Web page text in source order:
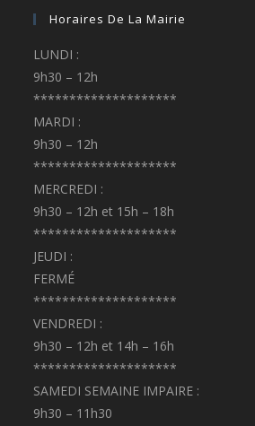
Horaires De La Mairie
LUNDI :
9h30 – 12h
********************
MARDI :
9h30 – 12h
********************
MERCREDI :
9h30 – 12h et 15h – 18h
********************
JEUDI :
FERMÉ
********************
VENDREDI :
9h30 – 12h et 14h – 16h
********************
SAMEDI SEMAINE IMPAIRE :
9h30 – 11h30